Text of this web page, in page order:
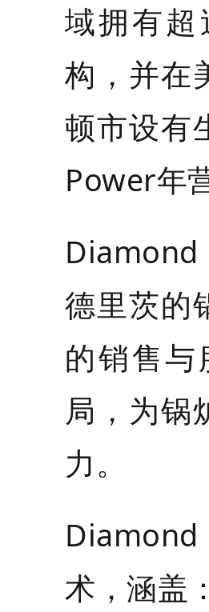
域拥有
构，并在
顿市设有
Power年
Diamond
德里茨的
的销售
局，为锅
力。
术，涵